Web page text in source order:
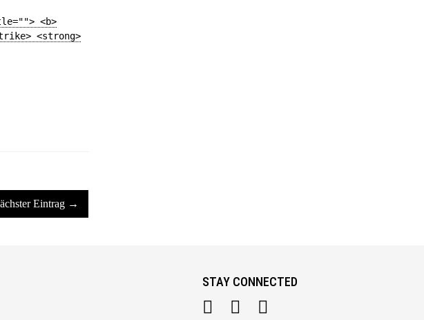
<b>
<strong>
Eintrag →
STAY CONNECTED